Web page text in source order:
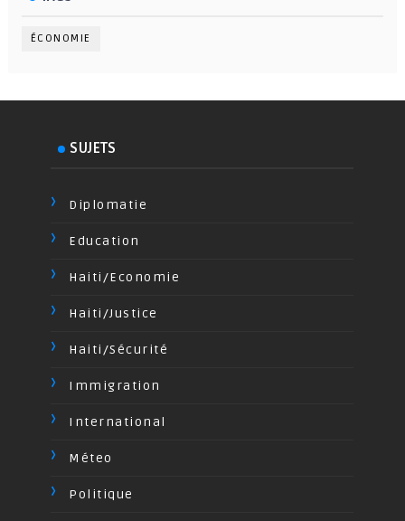
ÉCONOMIE
SUJETS
Diplomatie
Education
Haiti/Economie
Haiti/Justice
Haiti/Sécurité
Immigration
International
Méteo
Politique